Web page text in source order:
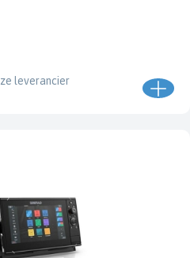
leverancier